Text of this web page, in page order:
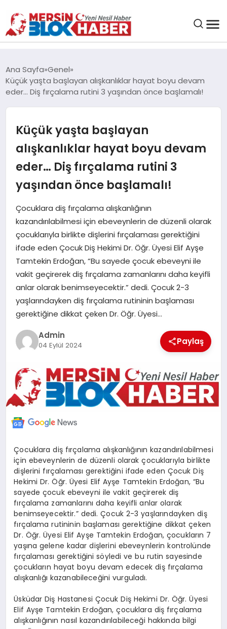
SAĞLIK
EĞITIM
SANAT
POLITIKA
SPOR
ILETİŞİM
Ana Sayfa Genel
Küçük yaşta başlayan alışkanlıklar hayat boyu devam
eder… Diş fırçalama rutini 3 yaşından önce başlamalı!
Küçük yaşta başlayan
alışkanlıklar hayat boyu devam
eder… Diş fırçalama rutini 3
yaşından önce başlamalı!
Çocuklara diş fırçalama alışkanlığının
kazandırılabilmesi için ebeveynlerin de düzenli olarak
çocuklarıyla birlikte dişlerini fırçalaması gerektiğini
ifade eden Çocuk Diş Hekimi Dr. Öğr. Üyesi Elif Ayşe
Tamtekin Erdoğan, “Bu sayede çocuk ebeveyni ile
vakit geçirerek diş fırçalama zamanlarını daha keyifli
anlar olarak benimseyecektir.” dedi. Çocuk 2-3
yaşlarındayken diş fırçalama rutininin başlaması
gerektiğine dikkat çeken Dr. Öğr. Üyesi…
Admin
04 Eylül 2024 Paylaş
Çocuklara diş fırçalama alışkanlığının kazandırılabilmesi
için ebeveynlerin de düzenli olarak çocuklarıyla birlikte
dişlerini fırçalaması gerektiğini ifade eden Çocuk Diş
Hekimi Dr. Öğr. Üyesi Elif Ayşe Tamtekin Erdoğan, “Bu
sayede çocuk ebeveyni ile vakit geçirerek diş
fırçalama zamanlarını daha keyifli anlar olarak
benimseyecektir.” dedi. Çocuk 2-3 yaşlarındayken diş
fırçalama rutininin başlaması gerektiğine dikkat çeken
Dr. Öğr. Üyesi Elif Ayşe Tamtekin Erdoğan, çocukların 7
yaşına gelene kadar dişlerini ebeveynlerin kontrolünde
fırçalaması gerektiğini söyledi ve bu rutin sayesinde
çocukların hayat boyu devam edecek diş fırçalama
alışkanlığı kazanabileceğini vurguladı.
Üsküdar Diş Hastanesi Çocuk Diş Hekimi Dr. Öğr. Üyesi
Elif Ayşe Tamtekin Erdoğan, çocuklara diş fırçalama
alışkanlığının nasıl kazandırılabileceği hakkında bilgi